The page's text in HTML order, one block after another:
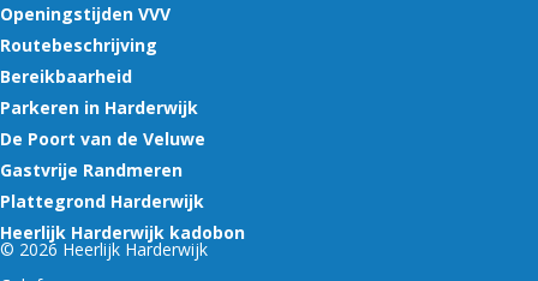
Openingstijden VVV
Routebeschrijving
Bereikbaarheid
Parkeren in Harderwijk
De Poort van de Veluwe
Gastvrije Randmeren
Plattegrond Harderwijk
Heerlijk Harderwijk kadobon
© 2026 Heerlijk Harderwijk